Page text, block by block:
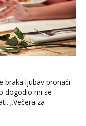
braka ljubav pronaći
dogodio mi se
„Večera za